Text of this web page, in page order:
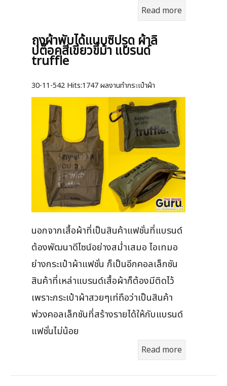
Read more
ถุงผ้าพับได้แบบซิปรูด ผ้าลิ
ปต็อคสีเขียวขี้ม้า แบรนด์
truffle
30-11-542 Hits:1747 ผลงานทำกระเป๋าผ้า
นอกจากเสื้อผ้าที่เป็นสินค้าแฟชั่นที่แบรนด์
ต้องพัฒนาดีไซน์อย่างสม่ำเสมอ ไอเทมอ
ย่างกระเป๋าผ้าแฟชั่น ก็เป็นอีกคอลเล็กชัน
สินค้าที่เหล่าแบรนด์เสื้อผ้าก็ต้องมีติดไว้
เพราะกระเป๋าผ้าสวยๆเท่ถือว่าเป็นสินค้า
พ่วงคอลเล็กชันที่สร้างรายได้ให้กับแบรนด์
แฟชั่นไม่น้อย
Read more